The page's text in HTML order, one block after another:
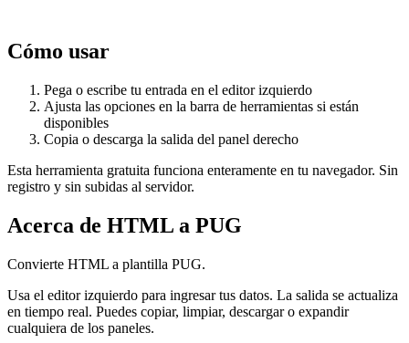
Cómo usar
Pega o escribe tu entrada en el editor izquierdo
Ajusta las opciones en la barra de herramientas si están
disponibles
Copia o descarga la salida del panel derecho
Esta herramienta gratuita funciona enteramente en tu navegador. Sin
registro y sin subidas al servidor.
Acerca de HTML a PUG
Convierte HTML a plantilla PUG.
Usa el editor izquierdo para ingresar tus datos. La salida se actualiza
en tiempo real. Puedes copiar, limpiar, descargar o expandir
cualquiera de los paneles.